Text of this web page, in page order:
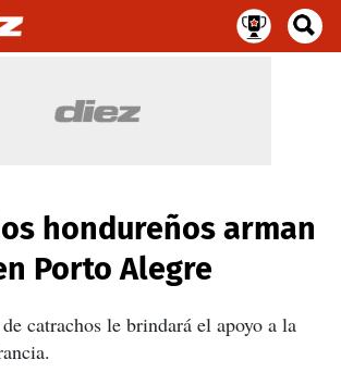
hondureños arman
Porto Alegre
catrachos le brindará el apoyo a la